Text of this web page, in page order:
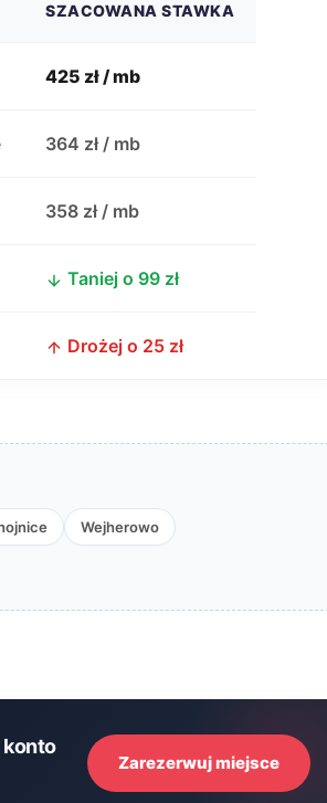
SZACOWANA STAWKA
425 zł / mb
364 zł / mb
358 zł / mb
Taniej o 99 zł
Drożej o 25 zł
Wejherowo
konto
Zarezerwuj miejsce